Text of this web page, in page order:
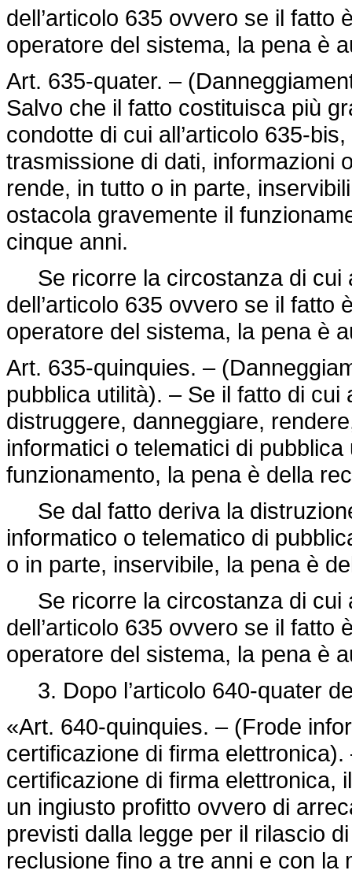
dell’articolo 635 ovvero se il
operatore del sistema, la pena è
Art. 635-quater. –
Salvo che il fatto costituisca più
condotte di cui all’articolo 635-
trasmissione di dati, informazioni
rende, in tutto o in parte,
ostacola gravemente il
cinque anni.
Se ricorre la circostanza di cui
dell’articolo 635 ovvero se il
operatore del sistema, la pena è
Art. 635-quinquies. –
pubblica utilità). – Se il fatto di cui
distruggere, danneggiare,
informatici o telematici di
funzionamento, la pena è della
Se dal fatto deriva la
informatico o telematico di
o in parte, inservibile, la pena è
Se ricorre la circostanza di cui
dell’articolo 635 ovvero se il
operatore del sistema, la pena è
3. Dopo l’articolo 640-quater
«Art. 640-quinquies. – (Frode
certificazione di firma
certificazione di firma elettronica,
un ingiusto profitto ovvero di
previsti dalla legge per il rilascio
reclusione fino a tre anni e con la